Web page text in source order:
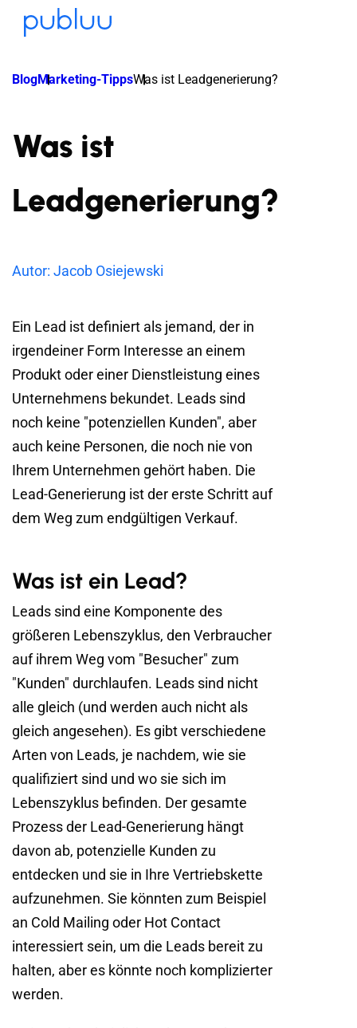
BlogMarketing-TippsWas ist Leadgenerierung?
Was ist
Leadgenerierung?
Autor: Jacob Osiejewski
Ein Lead ist definiert als jemand, der in
irgendeiner Form Interesse an einem
Produkt oder einer Dienstleistung eines
Unternehmens bekundet. Leads sind
noch keine "potenziellen Kunden", aber
auch keine Personen, die noch nie von
Ihrem Unternehmen gehört haben. Die
Lead-Generierung ist der erste Schritt auf
dem Weg zum endgültigen Verkauf.
Was ist ein Lead?
Leads sind eine Komponente des
größeren Lebenszyklus, den Verbraucher
auf ihrem Weg vom "Besucher" zum
"Kunden" durchlaufen. Leads sind nicht
alle gleich (und werden auch nicht als
gleich angesehen). Es gibt verschiedene
Arten von Leads, je nachdem, wie sie
qualifiziert sind und wo sie sich im
Lebenszyklus befinden. Der gesamte
Prozess der Lead-Generierung hängt
davon ab, potenzielle Kunden zu
entdecken und sie in Ihre Vertriebskette
aufzunehmen. Sie könnten zum Beispiel
an Cold Mailing oder Hot Contact
interessiert sein, um die Leads bereit zu
halten, aber es könnte noch komplizierter
werden.